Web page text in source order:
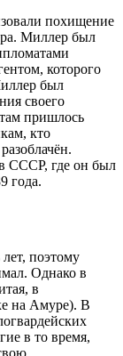
похищение
Миллер был
которого
был
своего
пришлось
кто
СССР, где он был
года.
поэтому
Однако в
в
на Амуре). В
в то время,